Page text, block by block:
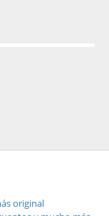
original